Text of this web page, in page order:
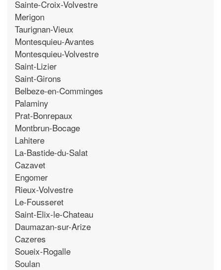
Sainte-Croix-Volvestre
Merigon
Taurignan-Vieux
Montesquieu-Avantes
Montesquieu-Volvestre
Saint-Lizier
Saint-Girons
Belbeze-en-Comminges
Palaminy
Prat-Bonrepaux
Montbrun-Bocage
Lahitere
La-Bastide-du-Salat
Cazavet
Engomer
Rieux-Volvestre
Le-Fousseret
Saint-Elix-le-Chateau
Daumazan-sur-Arize
Cazeres
Soueix-Rogalle
Soulan